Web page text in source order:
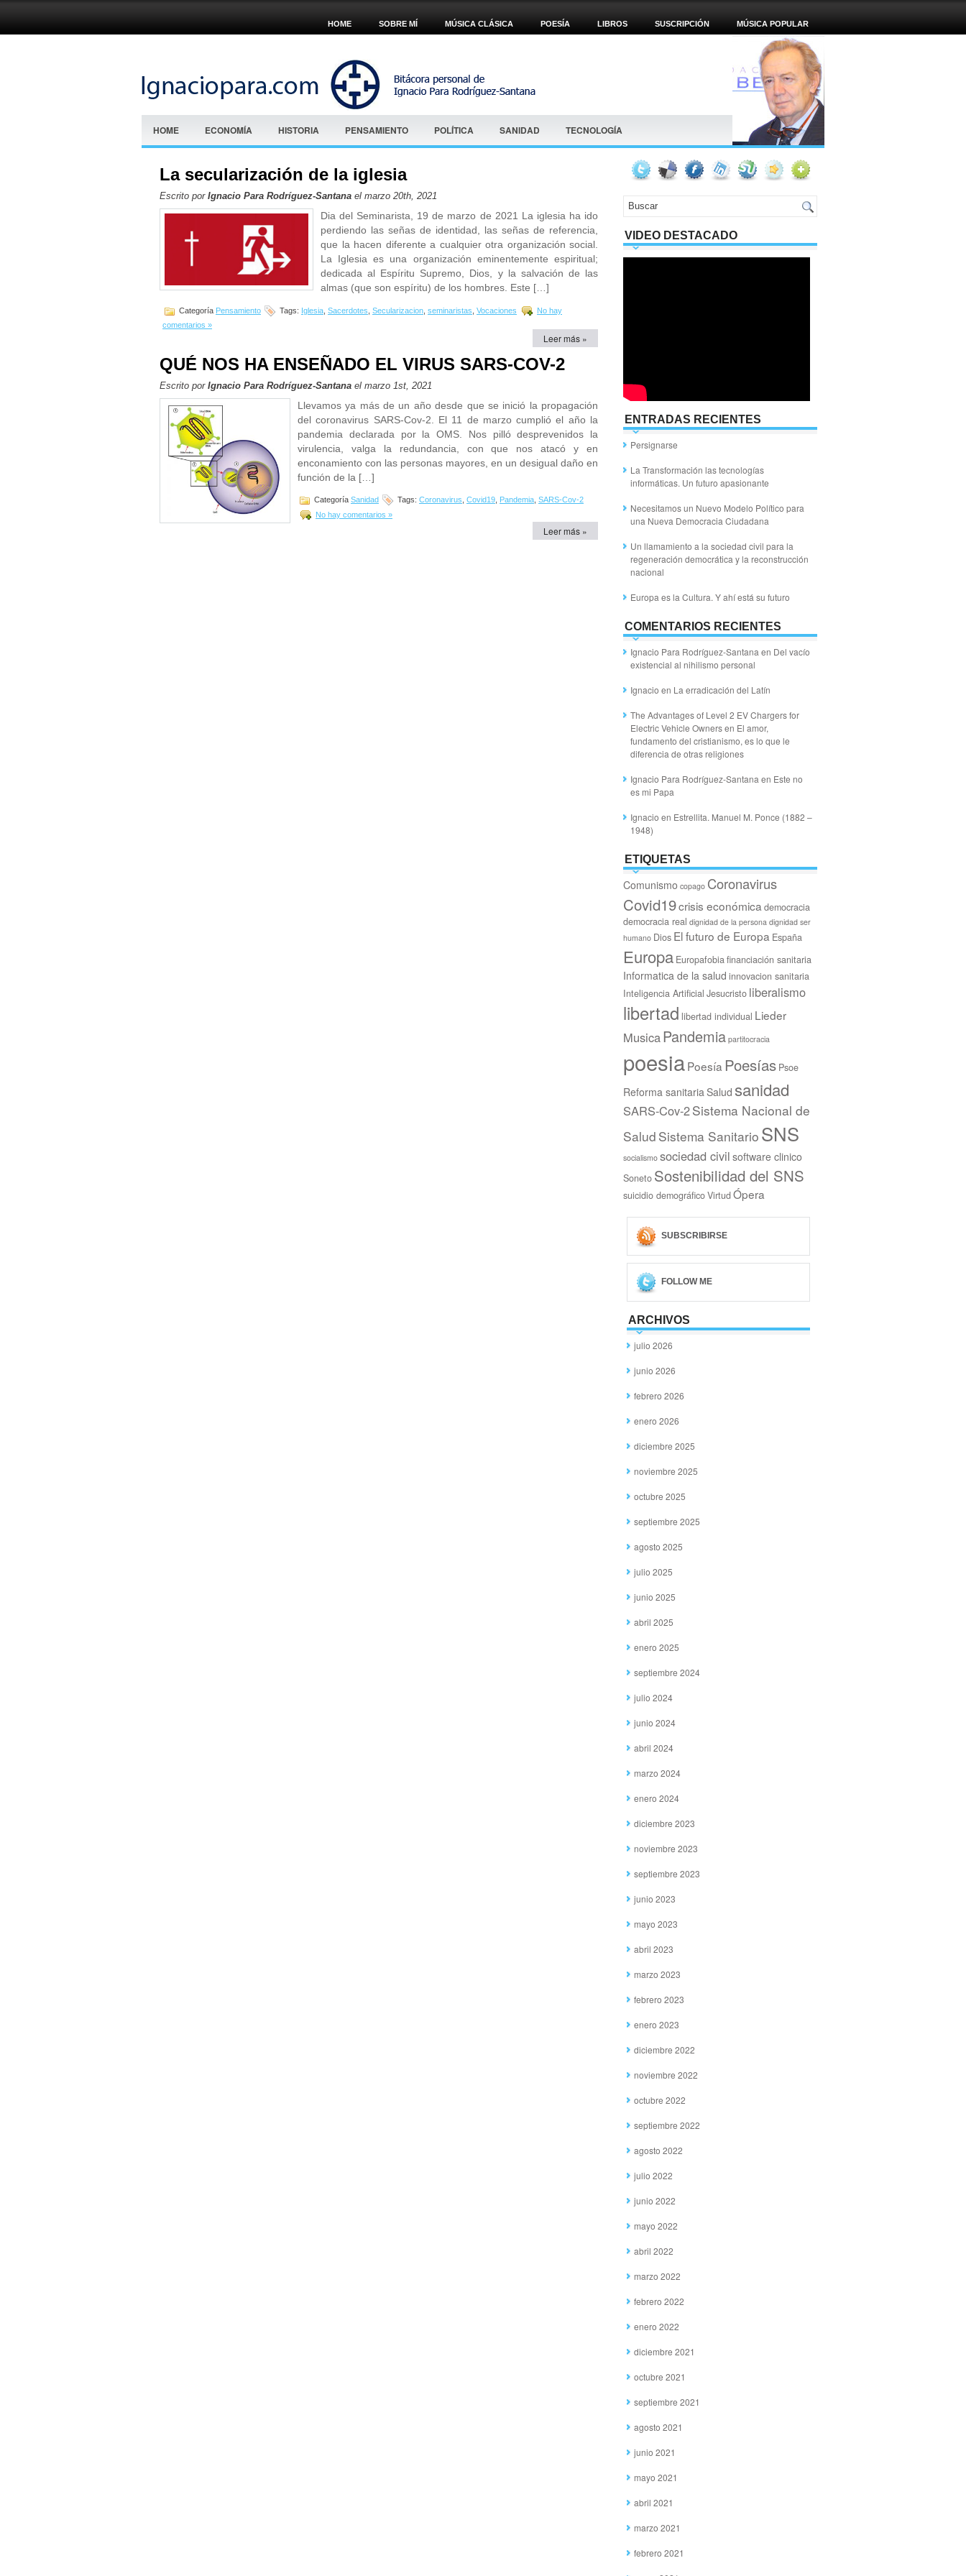
HOME SOBRE MÍ MÚSICA CLÁSICA POESÍA LIBROS SUSCRIPCIÓN MÚSICA POPULAR
HOME ECONOMÍA HISTORIA PENSAMIENTO POLÍTICA SANIDAD TECNOLOGÍA
La secularización de la iglesia
Escrito por Ignacio Para Rodríguez-Santana el marzo 20th, 2021
Dia del Seminarista, 19 de marzo de 2021 La iglesia ha ido
perdiendo las señas de identidad, las señas de referencia,
que la hacen diferente a cualquier otra organización social.
La Iglesia es una organización eminentemente espiritual;
dedicada al Espíritu Supremo, Dios, y la salvación de las
almas (que son espíritu) de los hombres. Este […]
Categoría Pensamiento Tags: Iglesia Sacerdotes Secularizacion seminaristas Vocaciones
No hay
comentarios »
Leer más »
QUÉ NOS HA ENSEÑADO EL VIRUS SARS-COV-2
Escrito por Ignacio Para Rodríguez-Santana el marzo 1st, 2021
Llevamos ya más de un año desde que se inició la propagación
del coronavirus SARS-Cov-2. El 11 de marzo cumplió el año la
pandemia declarada por la OMS. Nos pilló desprevenidos la
virulencia, valga la redundancia, con que nos atacó y en
enconamiento con las personas mayores, en un desigual daño en
función de la […]
Categoría Sanidad Tags: Coronavirus Covid19 Pandemia SARS-Cov-2
No hay comentarios »
Leer más »
VIDEO DESTACADO
ENTRADAS RECIENTES
Persignarse
La Transformación las tecnologías
informáticas. Un futuro apasionante
Necesitamos un Nuevo Modelo Político para
una Nueva Democracia Ciudadana
Un llamamiento a la sociedad civil para la
regeneración democrática y la reconstrucción
nacional
Europa es la Cultura. Y ahí está su futuro
COMENTARIOS RECIENTES
Ignacio Para Rodríguez-Santana en Del vacío
existencial al nihilismo personal
Ignacio en La erradicación del Latín
The Advantages of Level 2 EV Chargers for
Electric Vehicle Ownersen El amor,
fundamento del cristianismo, es lo que le
diferencia de otras religiones
Ignacio Para Rodríguez-Santana en Este no
es mi Papa
Ignacio en Estrellita. Manuel M. Ponce (1882 –
1948)
ETIQUETAS
Comunismo copago Coronavirus
Covid19crisis económica democracia
democracia real dignidad de la persona dignidad ser
humano Dios El futuro de Europa España
Europa Europafobiafinanciación sanitaria
Informatica de la salud innovacion sanitaria
Inteligencia Artificial Jesucristo liberalismo
libertad libertad individual Lieder
MusicaPandemia partitocracia
poesiaPoesía Poesías Psoe
Reforma sanitariaSalud sanidad
SARS-Cov-2Sistema Nacional de
Salud Sistema Sanitario SNS
socialismo sociedad civil software clinico
Soneto Sostenibilidad del SNS
suicidio demográficoVirtudÓpera
SUBSCRIBIRSE
FOLLOW ME
ARCHIVOS
julio 2026
junio 2026
febrero 2026
enero 2026
diciembre 2025
noviembre 2025
octubre 2025
septiembre 2025
agosto 2025
julio 2025
junio 2025
abril 2025
enero 2025
septiembre 2024
julio 2024
junio 2024
abril 2024
marzo 2024
enero 2024
diciembre 2023
noviembre 2023
septiembre 2023
junio 2023
mayo 2023
abril 2023
marzo 2023
febrero 2023
enero 2023
diciembre 2022
noviembre 2022
octubre 2022
septiembre 2022
agosto 2022
julio 2022
junio 2022
mayo 2022
abril 2022
marzo 2022
febrero 2022
enero 2022
diciembre 2021
octubre 2021
septiembre 2021
agosto 2021
junio 2021
mayo 2021
abril 2021
marzo 2021
febrero 2021